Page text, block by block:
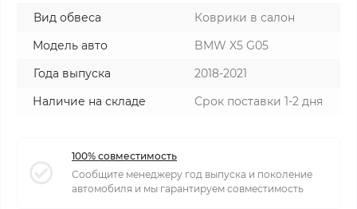
Вид обвеса
Коврики в салон
Модель авто
BMW X5 G05
Года выпуска
2018-2021
Наличие на складе
Срок поставки 1-2 дня
100% совместимость
Сообщите менеджеру год выпуска и поколение
автомобиля и мы гарантируем совместимость